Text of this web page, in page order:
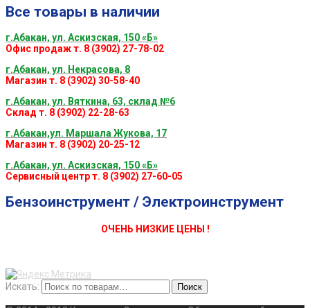
Все товары в наличии
г.Абакан, ул. Аскизская, 150 «Б»
Офис продаж т. 8 (3902) 27-78-02
г.Абакан, ул. Некрасова, 8
Магазин т. 8 (3902) 30-58-40
г.Абакан, ул. Вяткина, 63, склад №6
Склад т. 8 (3902) 22-28-63
г.Абакан,ул. Маршала Жукова, 17
Магазин т. 8 (3902) 20-25-12
г.Абакан, ул. Аскизская, 150 «Б»
Сервисный центр т. 8 (3902) 27-60-05
Бензоинструмент / Электроинструмент
ОЧЕНЬ НИЗКИЕ ЦЕНЫ !
Искать: Поиск